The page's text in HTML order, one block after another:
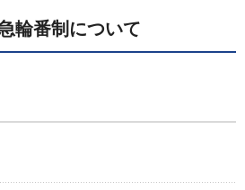
輪番制について